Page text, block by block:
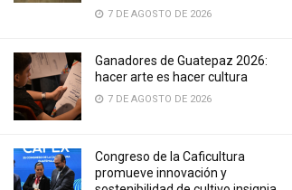
7 DE AGOSTO DE 2026
Ganadores de Guatepaz 2026:
hacer arte es hacer cultura
7 DE AGOSTO DE 2026
Congreso de la Caficultura
promueve innovación y